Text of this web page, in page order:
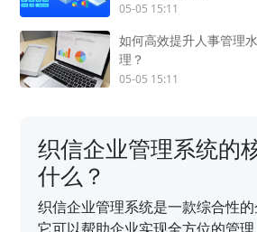
05-05 15:11
如何高效提升人事管理
理？
05-05 15:11
织信企业管理系统的
什么？
织信企业管理系统是一款综合性的